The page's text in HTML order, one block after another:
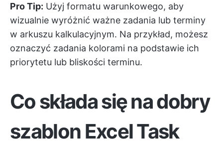
Pro Tip: Użyj formatu warunkowego, aby
wizualnie wyróżnić ważne zadania lub terminy
w arkuszu kalkulacyjnym. Na przykład, możesz
oznaczyć zadania kolorami na podstawie ich
priorytetu lub bliskości terminu.
Co składa się na dobry
szablon Excel Task